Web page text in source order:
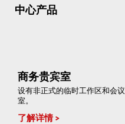
中心产品
商务贵宾室
设有非正式的临时工作区和会议
室。
了解详情